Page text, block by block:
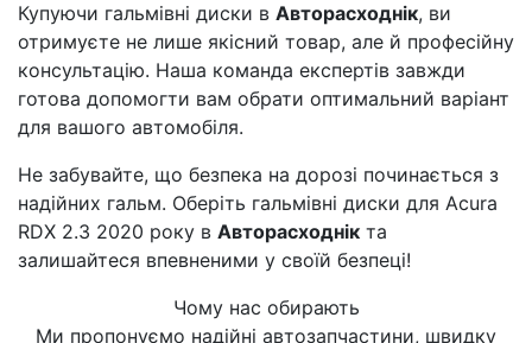
Купуючи гальмівні диски в Авторасходнік, ви
отримуєте не лише якісний товар, але й професійну
консультацію. Наша команда експертів завжди
готова допомогти вам обрати оптимальний варіант
для вашого автомобіля.
Не забувайте, що безпека на дорозі починається з
надійних гальм. Оберіть гальмівні диски для Acura
RDX 2.3 2020 року в Авторасходнік та
залишайтеся впевненими у своїй безпеці!
Чому нас обирають
Ми пропонуємо надійні автозапчастини, швидку